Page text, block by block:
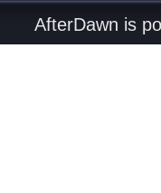
AfterDawn is